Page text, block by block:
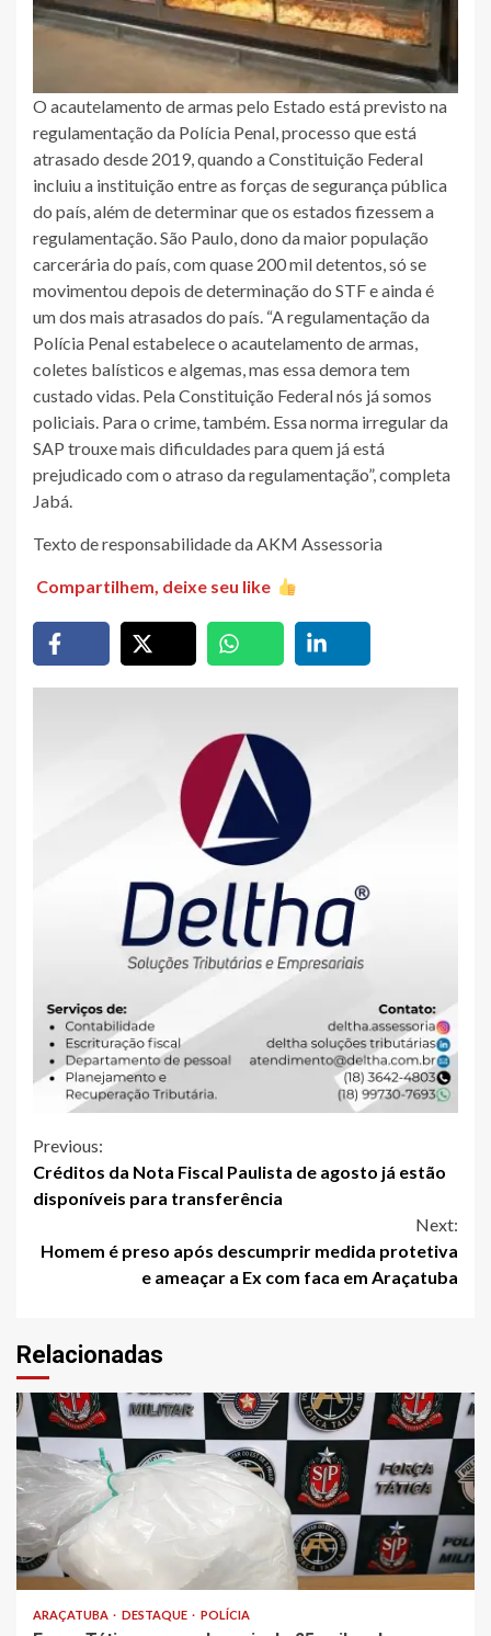
O acautelamento de armas pelo Estado está previsto na
regulamentação da Polícia Penal, processo que está
atrasado desde 2019, quando a Constituição Federal
incluiu a instituição entre as forças de segurança pública
do país, além de determinar que os estados fizessem a
regulamentação. São Paulo, dono da maior população
carcerária do país, com quase 200 mil detentos, só se
movimentou depois de determinação do STF e ainda é
um dos mais atrasados do país. “A regulamentação da
Polícia Penal estabelece o acautelamento de armas,
coletes balísticos e algemas, mas essa demora tem
custado vidas. Pela Constituição Federal nós já somos
policiais. Para o crime, também. Essa norma irregular da
SAP trouxe mais dificuldades para quem já está
prejudicado com o atraso da regulamentação”, completa
Jabá.
Texto de responsabilidade da AKM Assessoria
Compartilhem, deixe seu like
Continue
Reading
Previous:
Créditos da Nota Fiscal Paulista de agosto já estão
disponíveis para transferência
Next:
Homem é preso após descumprir medida protetiva
e ameaçar a Ex com faca em Araçatuba
Relacionadas
ARAÇATUBA DESTAQUE POLÍCIA